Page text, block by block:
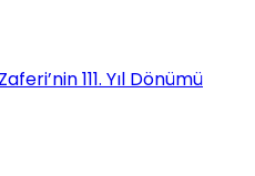
111. Yıl Dönümü